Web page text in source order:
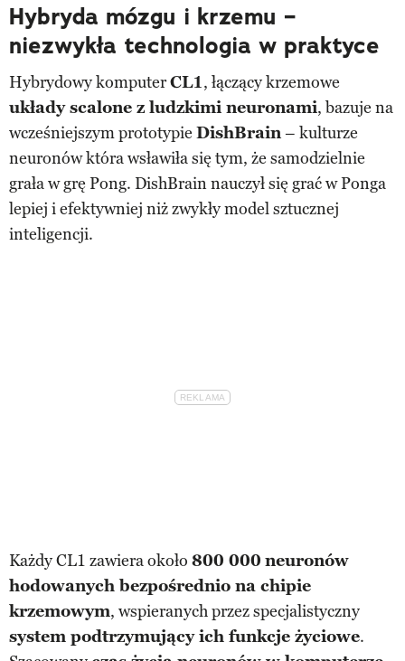
Hybryda mózgu i krzemu –
niezwykła technologia w praktyce
Hybrydowy komputerCL1, łączący krzemowe
układy scalone z ludzkimi neuronami, bazuje na
wcześniejszym prototypie DishBrain– kulturze
neuronów która wsławiła się tym, że samodzielnie
grała w grę Pong. DishBrain nauczył się grać w Ponga
lepiej i efektywniej niż zwykły model sztucznej
inteligencji.
Każdy CL1 zawiera około 800 000 neuronów
hodowanych bezpośrednio na chipie
krzemowym, wspieranych przez specjalistyczny
system podtrzymujący ich funkcje życiowe.